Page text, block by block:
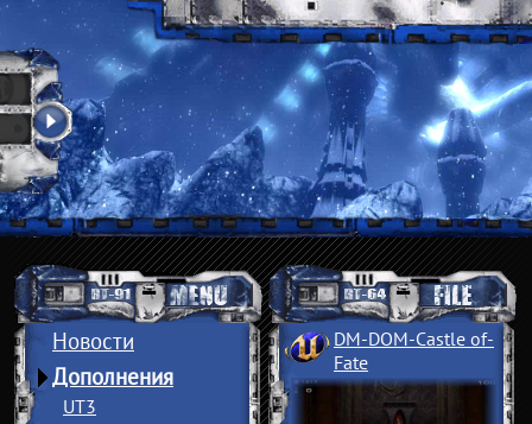
Новости
Дополнения
UT3
DM-DOM-Castle of­
Fate